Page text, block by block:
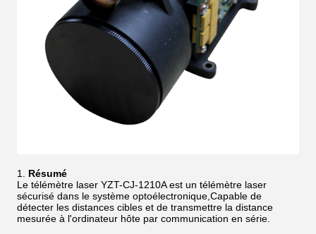
Résumé
Le télémètre laser YZT-CJ-1210A est un télémètre laser
sécurisé dans le système optoélectronique,Capable de
détecter les distances cibles et de transmettre la distance
mesurée à l'ordinateur hôte par communication en série.